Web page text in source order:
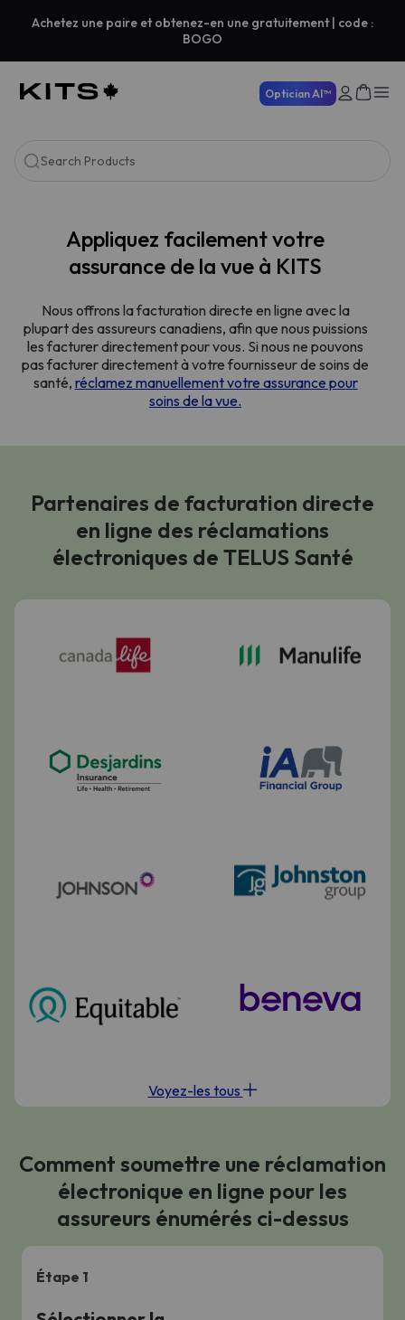
Achetez une paire et obtenez-en une gratuitement | code :
BOGO
Optician AI™
Search Products
Appliquez facilement votre
assurance de la vue à KITS
Nous offrons la facturation directe en ligne avec la
plupart des assureurs canadiens, afin que nous puissions
les facturer directement pour vous. Si nous ne pouvons
pas facturer directement à votre fournisseur de soins de
santé, réclamez manuellement votre assurance pour
soins de la vue.
Partenaires de facturation directe
en ligne des réclamations
électroniques de TELUS Santé
Voyez-les tous
Comment soumettre une réclamation
électronique en ligne pour les
assureurs énumérés ci-dessus
Étape 1